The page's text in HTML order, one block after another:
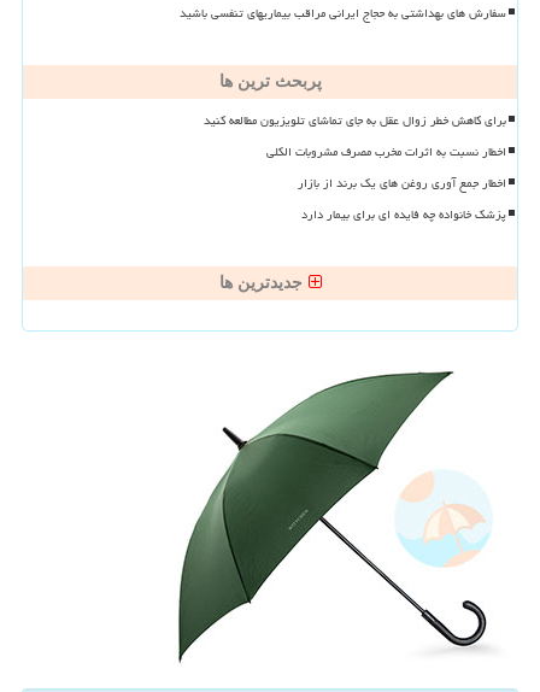
سفارش های بهداشتی به حجاج ایرانی مراقب بیماریهای تنفسی باشید
پربحث ترین ها
برای کاهش خطر زوال عقل به جای تماشای تلویزیون مطالعه کنید
اخطار نسبت به اثرات مخرب مصرف مشروبات الکلی
اخطار جمع آوری روغن های یک برند از بازار
پزشک خانواده چه فایده ای برای بیمار دارد
جدیدترین ها